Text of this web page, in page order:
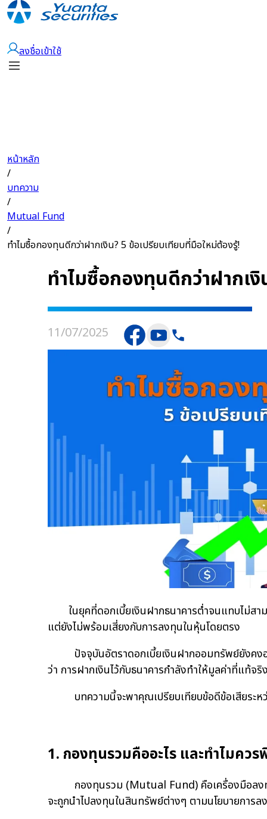
ลงชื่อเข้าใช้
หน้าหลัก
/
บทความ
/
Mutual Fund
/
ทำไมซื้อกองทุนดีกว่าฝากเงิน? 5 ข้อเปรียบเทียบที่มือใหม่ต้องรู้!
ทำไมซื้อกองทุนดีกว่าฝากเ
11/07/2025
ในยุคที่ดอกเบี้ยเงินฝากธนาคารต่ำจนแทบไม่ส
แต่ยังไม่พร้อมเสี่ยงกับการลงทุนในหุ้นโดยตรง
ปัจจุบันอัตราดอกเบี้ยเงินฝากออมทรัพย์ยังคงอ
ว่า การฝากเงินไว้กับธนาคารกำลังทำให้มูลค่าที่แท้จ
บทความนี้จะพาคุณเปรียบเทียบข้อดีข้อเสียระหว่
1. กองทุนรวมคืออะไร และทำไมคว
กองทุนรวม (Mutual Fund) คือเครื่องมือลงทุน
จะถูกนำไปลงทุนในสินทรัพย์ต่างๆ ตามนโยบายการล